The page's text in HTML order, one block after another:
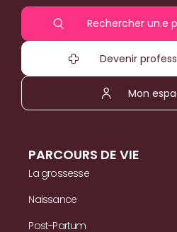
Rechercher un.e
Devenir
Mon
PARCOURS DE VIE
La grossesse
Naissance
Post-Partum